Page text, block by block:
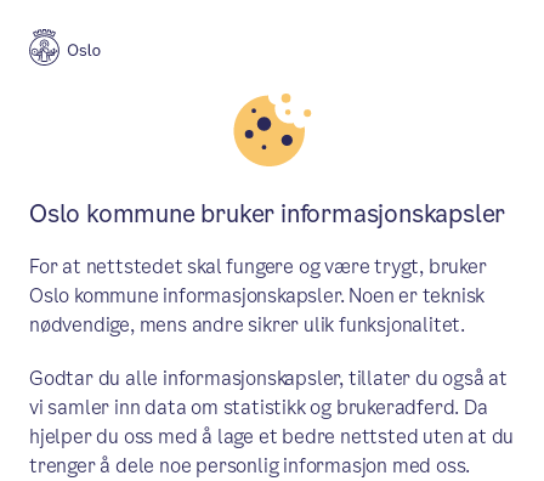
Flertall for bydelsreform i Oslo
Bystyret støtter byrådet i at det er riktig
å se på en ny organisering av Oslo
kommune. Det kan bety at Oslo får færre
bydeler.
Oslo kommune bruker informasjonskapsler
For at nettstedet skal fungere og være trygt, bruker
Oslo kommune informasjonskapsler. Noen er teknisk
nødvendige, mens andre sikrer ulik funksjonalitet.
Godtar du alle informasjonskapsler, tillater du også at
vi samler inn data om statistikk og brukeradferd. Da
hjelper du oss med å lage et bedre nettsted uten at du
trenger å dele noe personlig informasjon med oss.